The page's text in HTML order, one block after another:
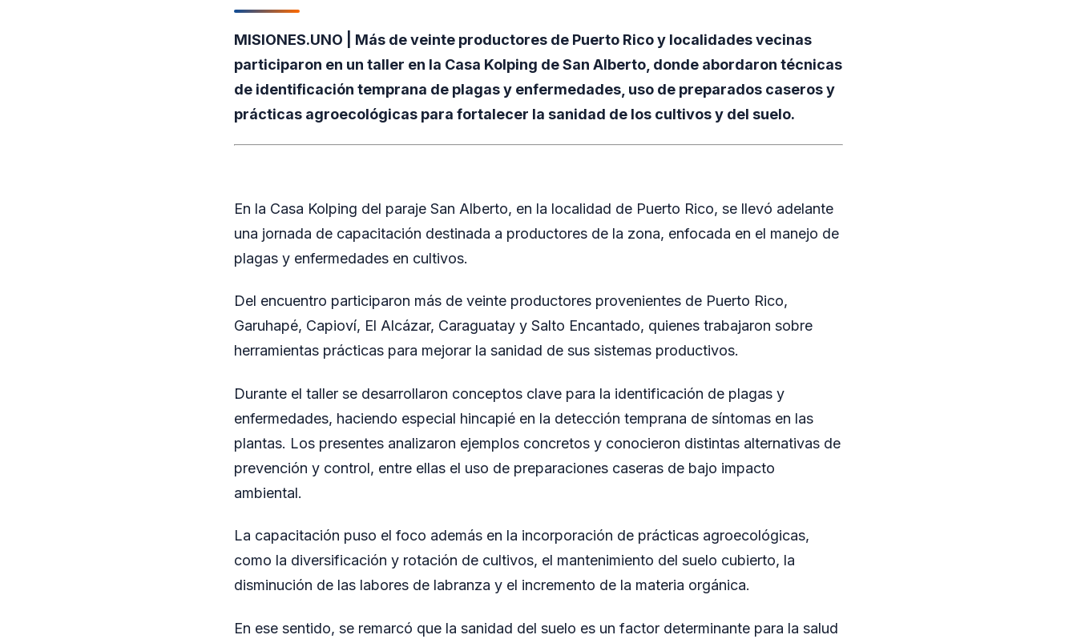
MISIONES.UNO | Más de veinte productores de Puerto Rico y localidades vecinas
participaron en un taller en la Casa Kolping de San Alberto, donde abordaron técnicas
de identificación temprana de plagas y enfermedades, uso de preparados caseros y
prácticas agroecológicas para fortalecer la sanidad de los cultivos y del suelo.
En la Casa Kolping del paraje San Alberto, en la localidad de Puerto Rico, se llevó adelante
una jornada de capacitación destinada a productores de la zona, enfocada en el manejo de
plagas y enfermedades en cultivos.
Del encuentro participaron más de veinte productores provenientes de Puerto Rico,
Garuhapé, Capioví, El Alcázar, Caraguatay y Salto Encantado, quienes trabajaron sobre
herramientas prácticas para mejorar la sanidad de sus sistemas productivos.
Durante el taller se desarrollaron conceptos clave para la identificación de plagas y
enfermedades, haciendo especial hincapié en la detección temprana de síntomas en las
plantas. Los presentes analizaron ejemplos concretos y conocieron distintas alternativas de
prevención y control, entre ellas el uso de preparaciones caseras de bajo impacto
ambiental.
La capacitación puso el foco además en la incorporación de prácticas agroecológicas,
como la diversificación y rotación de cultivos, el mantenimiento del suelo cubierto, la
disminución de las labores de labranza y el incremento de la materia orgánica.
En ese sentido, se remarcó que la sanidad del suelo es un factor determinante para la salud